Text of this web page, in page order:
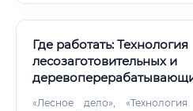
Где работать: Технология
лесозаготовительных и
«Лесное дело», «Технология